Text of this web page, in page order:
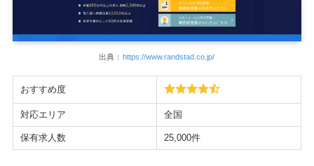
出典： https://www.randstad.co.jp/
おすすめ度
対応エリア 全国
保有求人数 25,000件